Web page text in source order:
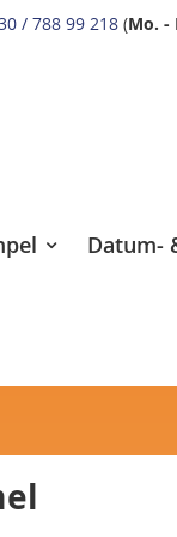
/ 788 99 218 (Mo. -
Datum-